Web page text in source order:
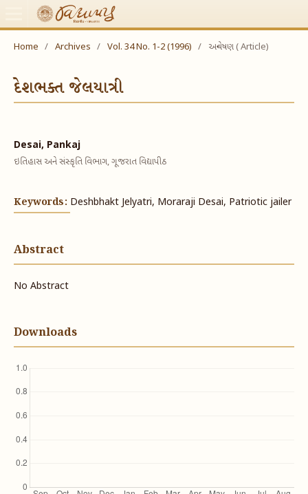
Home / Archives / Vol. 34 No. 1-2 (1996) / અન્વેષણ ( Article)
દેશભક્ત જેલયાત્રી
Desai, Pankaj
ઇતિહાસ અને સંસ્કૃતિ વિભાગ, ગૂજરાત વિદ્યાપીઠ
Keywords: Deshbhakt Jelyatri, Moraraji Desai, Patriotic jailer
Abstract
No Abstract
Downloads